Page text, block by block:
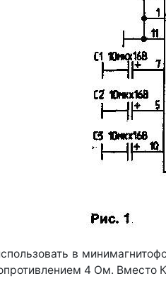
в
4 Ом.